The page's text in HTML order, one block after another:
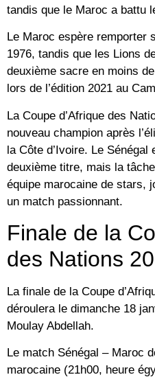
tandis que le Maroc a battu
Le Maroc espère remporter
1976, tandis que les Lions
deuxième sacre en moins
lors de l’édition 2021 au
La Coupe d’Afrique des
nouveau champion après
la Côte d’Ivoire. Le
deuxième titre, mais la
équipe marocaine de stars,
un match passionnant.
Finale de la
des Nations
La finale de la Coupe
déroulera le dimanche 18
Moulay Abdellah.
Le match Sénégal – Maroc
marocaine (21h00, heure